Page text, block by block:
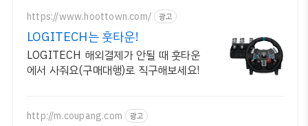
https://www.hoottown.com/ 광고
LOGITECH는 훗타운!
LOGITECH 해외결제가 안될 때 훗타운
에서 사줘요(구매대행)로 직구해보세요!
http://m.coupang.com 광고